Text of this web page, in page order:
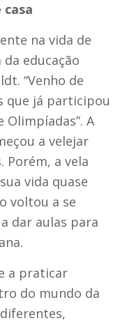
na vida de
educação
“Venho de
que já participou
Olimpíadas”. A
a velejar
Porém, a vela
vida quase
voltou a se
dar aulas para
a praticar
do mundo da